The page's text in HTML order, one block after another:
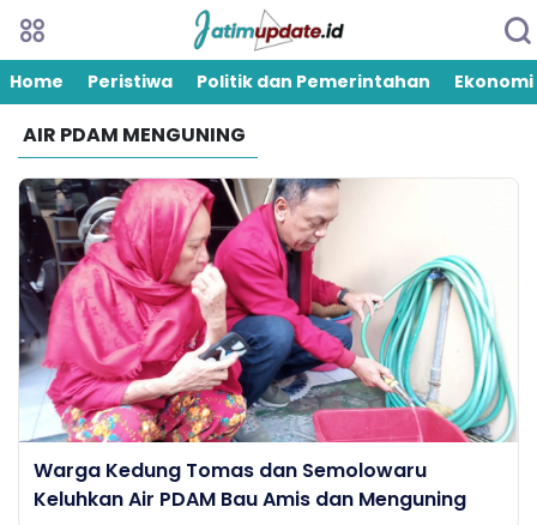
Home Peristiwa Politik dan Pemerintahan Ekonomi
AIR PDAM MENGUNING
Warga Kedung Tomas dan Semolowaru
Keluhkan Air PDAM Bau Amis dan Menguning